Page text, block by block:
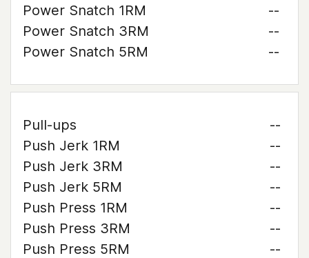
Power Snatch 1RM
--
Power Snatch 3RM
--
Power Snatch 5RM
--
Pull-ups
--
Push Jerk 1RM
--
Push Jerk 3RM
--
Push Jerk 5RM
--
Push Press 1RM
--
Push Press 3RM
--
Push Press 5RM
--